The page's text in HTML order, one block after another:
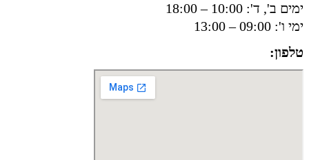
ימים ב', ד': 10:00 – 18:00
ימי ו': 09:00 – 13:00
טלפון: